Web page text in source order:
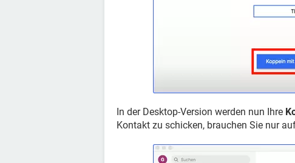
In der Desktop-Version werden nun Ihre
Kontakt zu schicken, brauchen Sie nur